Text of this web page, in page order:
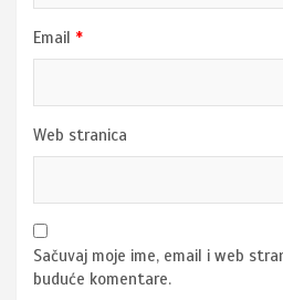
Email *
Web stranica
Sačuvaj moje ime, email i web
buduće komentare.